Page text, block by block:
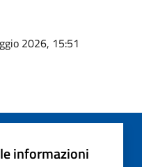
2026, 15:51
informazioni